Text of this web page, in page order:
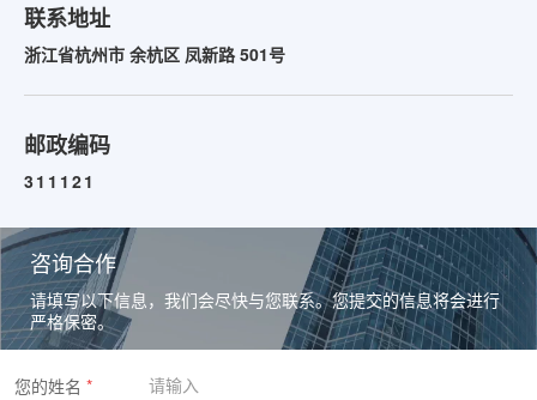
联系地址
浙江省杭州市 余杭区 凤新路 501号
邮政编码
311121
咨询合作
请填写以下信息，我们会尽快与您联系。您提交的信息将会进行
严格保密。
您的姓名 *